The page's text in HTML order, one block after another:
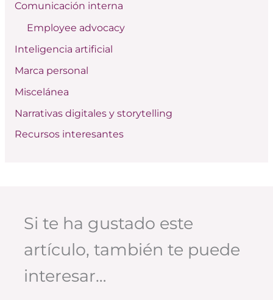
o
:
Comunicación interna
Employee advocacy
Inteligencia artificial
Marca personal
Miscelánea
Narrativas digitales y storytelling
Recursos interesantes
Si te ha gustado este
artículo, también te puede
interesar…